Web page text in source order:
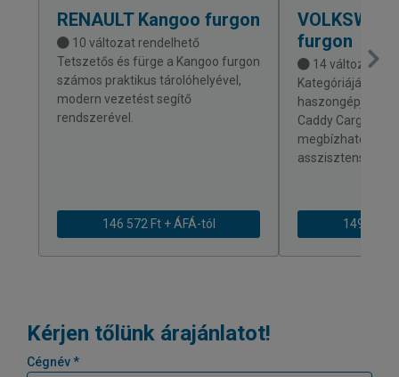
RENAULTKangoo furgon
10 változat rendelhető
Tetszetős és fürge a Kangoo furgon
számos praktikus tárolóhelyével,
modern vezetést segítő
rendszerével.
146 572 Ft + ÁFÁ-tól
furgon
14 változat
Kategóriájának
Caddy Cargo
megbízható és
149 589
Kérjen tőlünk árajánlatot!
Cégnév *